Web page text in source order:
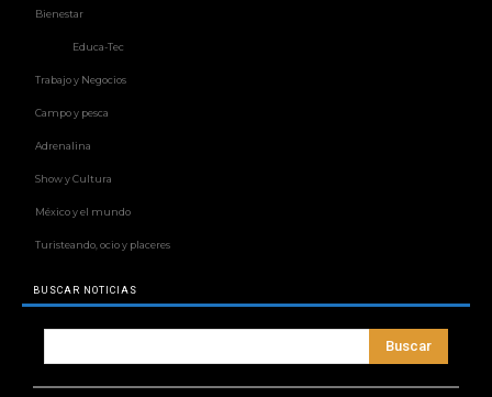
Bienestar
Educa-Tec
Trabajo y Negocios
Campo y pesca
Adrenalina
Show y Cultura
México y el mundo
Turisteando, ocio y placeres
BUSCAR NOTICIAS
Buscar